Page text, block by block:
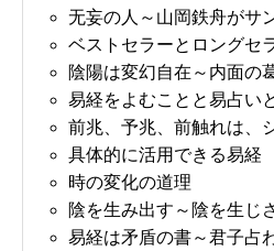
无妄の人～山岡鉄舟がサ
ベストセラーとロングセ
陰陽は変幻自在～内面の
易経をよむことと易占い
前兆、予兆、前触れは、
具体的に活用できる易経
時の変化の道理
陰を生み出す～陰を生じ
易経は矛盾の書～君子占